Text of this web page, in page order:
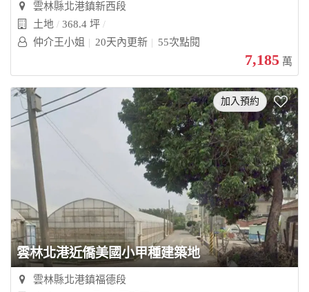
雲林縣北港鎮新西段
土地
368.4 坪
仲介王小姐
20天內更新 55次點閱
7,185 萬
加入預約
雲林北港近僑美國小甲種建築地
雲林縣北港鎮福德段